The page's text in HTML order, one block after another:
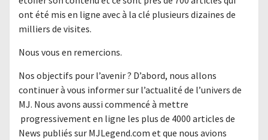
ont été mis en ligne avec à la clé plusieurs dizaines de
milliers de visites.
Nous vous en remercions.
Nos objectifs pour l’avenir ? D’abord, nous allons
continuer à vous informer sur l’actualité de l’univers de
MJ. Nous avons aussi commencé à mettre
progressivement en ligne les plus de 4000 articles de
News publiés sur MJLegend.com et que nous avions